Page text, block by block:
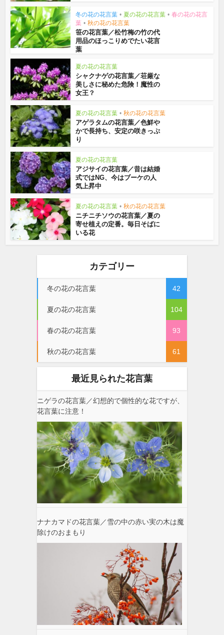
冬の花の花言葉 • 夏の花の花言葉 • 春の花の花言
葉 • 秋の花の花言葉
笹の花言葉／松竹梅の竹の代
用品のほっこりめでたい花言
葉
夏の花の花言葉
シャクナゲの花言葉／荘厳な
美しさに秘めた危険！魔性の
女王？
夏の花の花言葉 • 秋の花の花言葉
アゲラタムの花言葉／色鮮や
かで長持ち、安定の咲きっぷ
り
夏の花の花言葉
アジサイの花言葉／昔は結婚
式ではNG、今はブーケの人
気上昇中
夏の花の花言葉 • 秋の花の花言葉
ニチニチソウの花言葉／夏の
寄せ植えの定番。毎日そばに
いる花
カテゴリー
冬の花の花言葉 42
夏の花の花言葉 104
春の花の花言葉 93
秋の花の花言葉 61
最近見られた花言葉
ニゲラの花言葉／幻想的で個性的な花ですが、
花言葉に注意！
ナナカマドの花言葉／雪の中の赤い実の木は魔
除けのおまもり